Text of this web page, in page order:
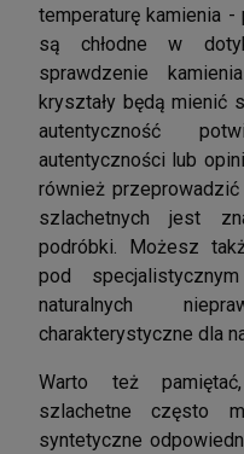
temperaturę kamienia
są chłodne w
sprawdzenie
kryształy będą mienić
autentyczność
autentyczności lub
również
szlachetnych jest
podróbki. Możesz
pod
naturalnych
charakterystyczne dla
Warto też
szlachetne często
syntetyczne